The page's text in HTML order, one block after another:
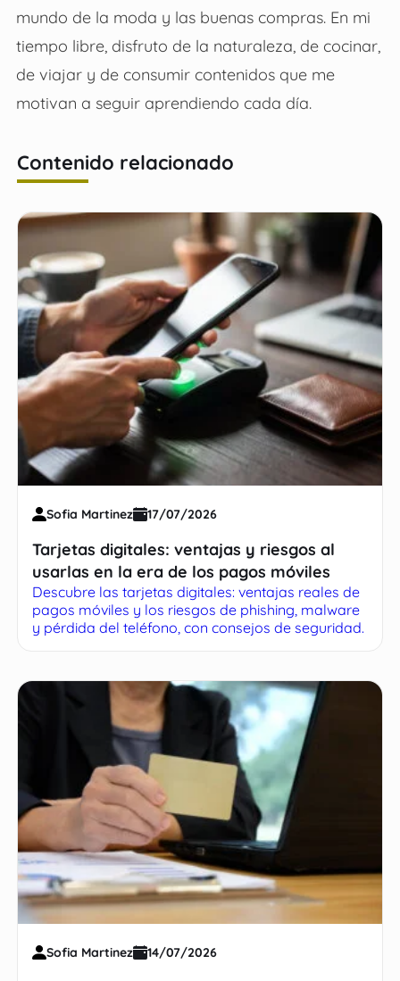
mundo de la moda y las buenas compras. En mi
tiempo libre, disfruto de la naturaleza, de cocinar,
de viajar y de consumir contenidos que me
motivan a seguir aprendiendo cada día.
Contenido relacionado
Sofia Martinez 17/07/2026
Tarjetas digitales: ventajas y riesgos al
usarlas en la era de los pagos móviles
Descubre las tarjetas digitales: ventajas reales de
pagos móviles y los riesgos de phishing, malware
y pérdida del teléfono, con consejos de seguridad.
Sofia Martinez 14/07/2026